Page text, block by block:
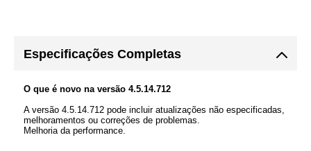
Especificações Completas
O que é novo na versão 4.5.14.712
A versão 4.5.14.712 pode incluir atualizações não especificadas,
melhoramentos ou correções de problemas.
Melhoria da performance.